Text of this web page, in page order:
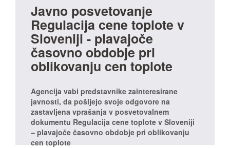
Javno posvetovanje
Regulacija cene toplote v
Sloveniji - plavajoče
časovno obdobje pri
oblikovanju cen toplote
Agencija vabi predstavnike zainteresirane
javnosti, da pošljejo svoje odgovore na
zastavljena vprašanja v posvetovalnem
dokumentu Regulacija cene toplote v Sloveniji
– plavajoče časovno obdobje pri oblikovanju
cen toplote